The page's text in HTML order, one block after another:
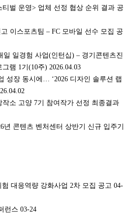
티벌 운영> 업체 선정 협상 순위 결과 공
이스포츠팀 – FC 모바일 선수 모집 공
일경험 사업(인턴십) – 경기콘텐츠진
램 1기(10주) 2026.04.03
성장 동시에… ‘2026 디자인 솔루션 랩
작소 고양 7기 참여작가 선정 최종결과
년 콘텐츠 벤처센터 상반기 신규 입주기
대응역량 강화사업 2차 모집 공고 04-
런스 03-24